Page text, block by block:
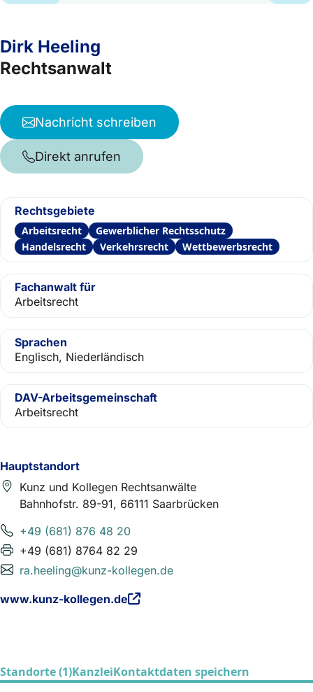
Hauptstandort
Kunz und Kollegen Rechtsanwälte
Bahnhofstr. 89-91, 66111 Saarbrücken
+49 (681) 876 48 20
+49 (681) 8764 82 29
ra.heeling@kunz-kollegen.de
www.kunz-kollegen.de
Dirk Heeling
Rechtsanwalt
Nachricht schreiben
Direkt anrufen
Rechtsgebiete
Arbeitsrecht
Gewerblicher Rechtsschutz
Handelsrecht
Verkehrsrecht Wettbewerbsrecht
Fachanwalt für
Arbeitsrecht
Sprachen
Englisch, Niederländisch
DAV-Arbeitsgemeinschaft
Arbeitsrecht
Standorte (1)KanzleiKontaktdaten speichern